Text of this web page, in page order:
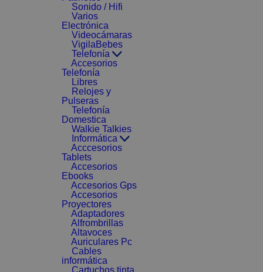
Sonido / Hifi
Varios
Electrónica
Videocámaras
VigilaBebes
Telefonía
Accesorios
Telefonía
Libres
Relojes y
Pulseras
Telefonía
Domestica
Walkie Talkies
Informática
Acccesorios
Tablets
Accesorios
Ebooks
Accesorios Gps
Accesorios
Proyectores
Adaptadores
Alfrombrillas
Altavoces
Auriculares Pc
Cables
informática
Cartuchos tinta